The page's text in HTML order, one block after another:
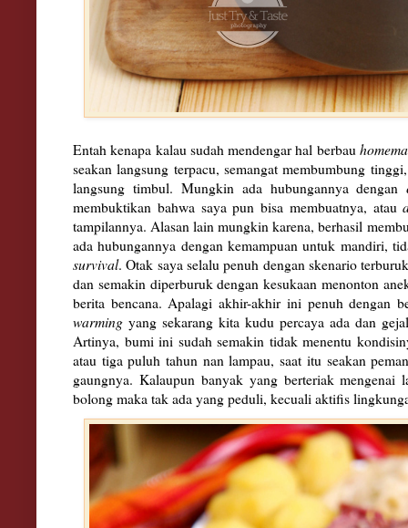
Entah kenapa kalau sudah mendengar hal berbau
seakan langsung terpacu, semangat membumbung
langsung timbul. Mungkin ada hubungannya dengan
membuktikan bahwa saya pun bisa membuatnya, atau
tampilannya. Alasan lain mungkin karena, berhasil
ada hubungannya dengan kemampuan untuk mandiri,
survival. Otak saya selalu penuh dengan skenario
dan semakin diperburuk dengan kesukaan menonton
berita bencana. Apalagi akhir-akhir ini penuh dengan
warming yang sekarang kita kudu percaya ada dan
Artinya, bumi ini sudah semakin tidak menentu
atau tiga puluh tahun nan lampau, saat itu seakan
gaungnya. Kalaupun banyak yang berteriak
bolong maka tak ada yang peduli, kecuali aktifis